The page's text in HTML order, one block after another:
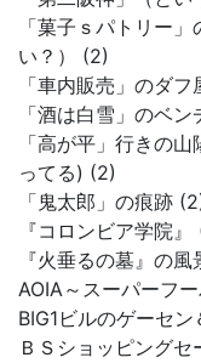
「菓子ｓパトリー
い？） (2)
「車内販売」のダ
「酒は白雪」のベン
「高が平」行きの
ってる) (2)
「鬼太郎」の痕跡
『コロンビア学院』
『火垂るの墓』の風
AOIA～スーパーフ
BIG1ビルのゲーセ
ＢＳショッピングセ